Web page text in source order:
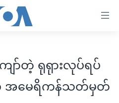
ာ်တဲ့ ရုရုားလုပ်ရပ်
အမေရိကန်သတ်မှတ်